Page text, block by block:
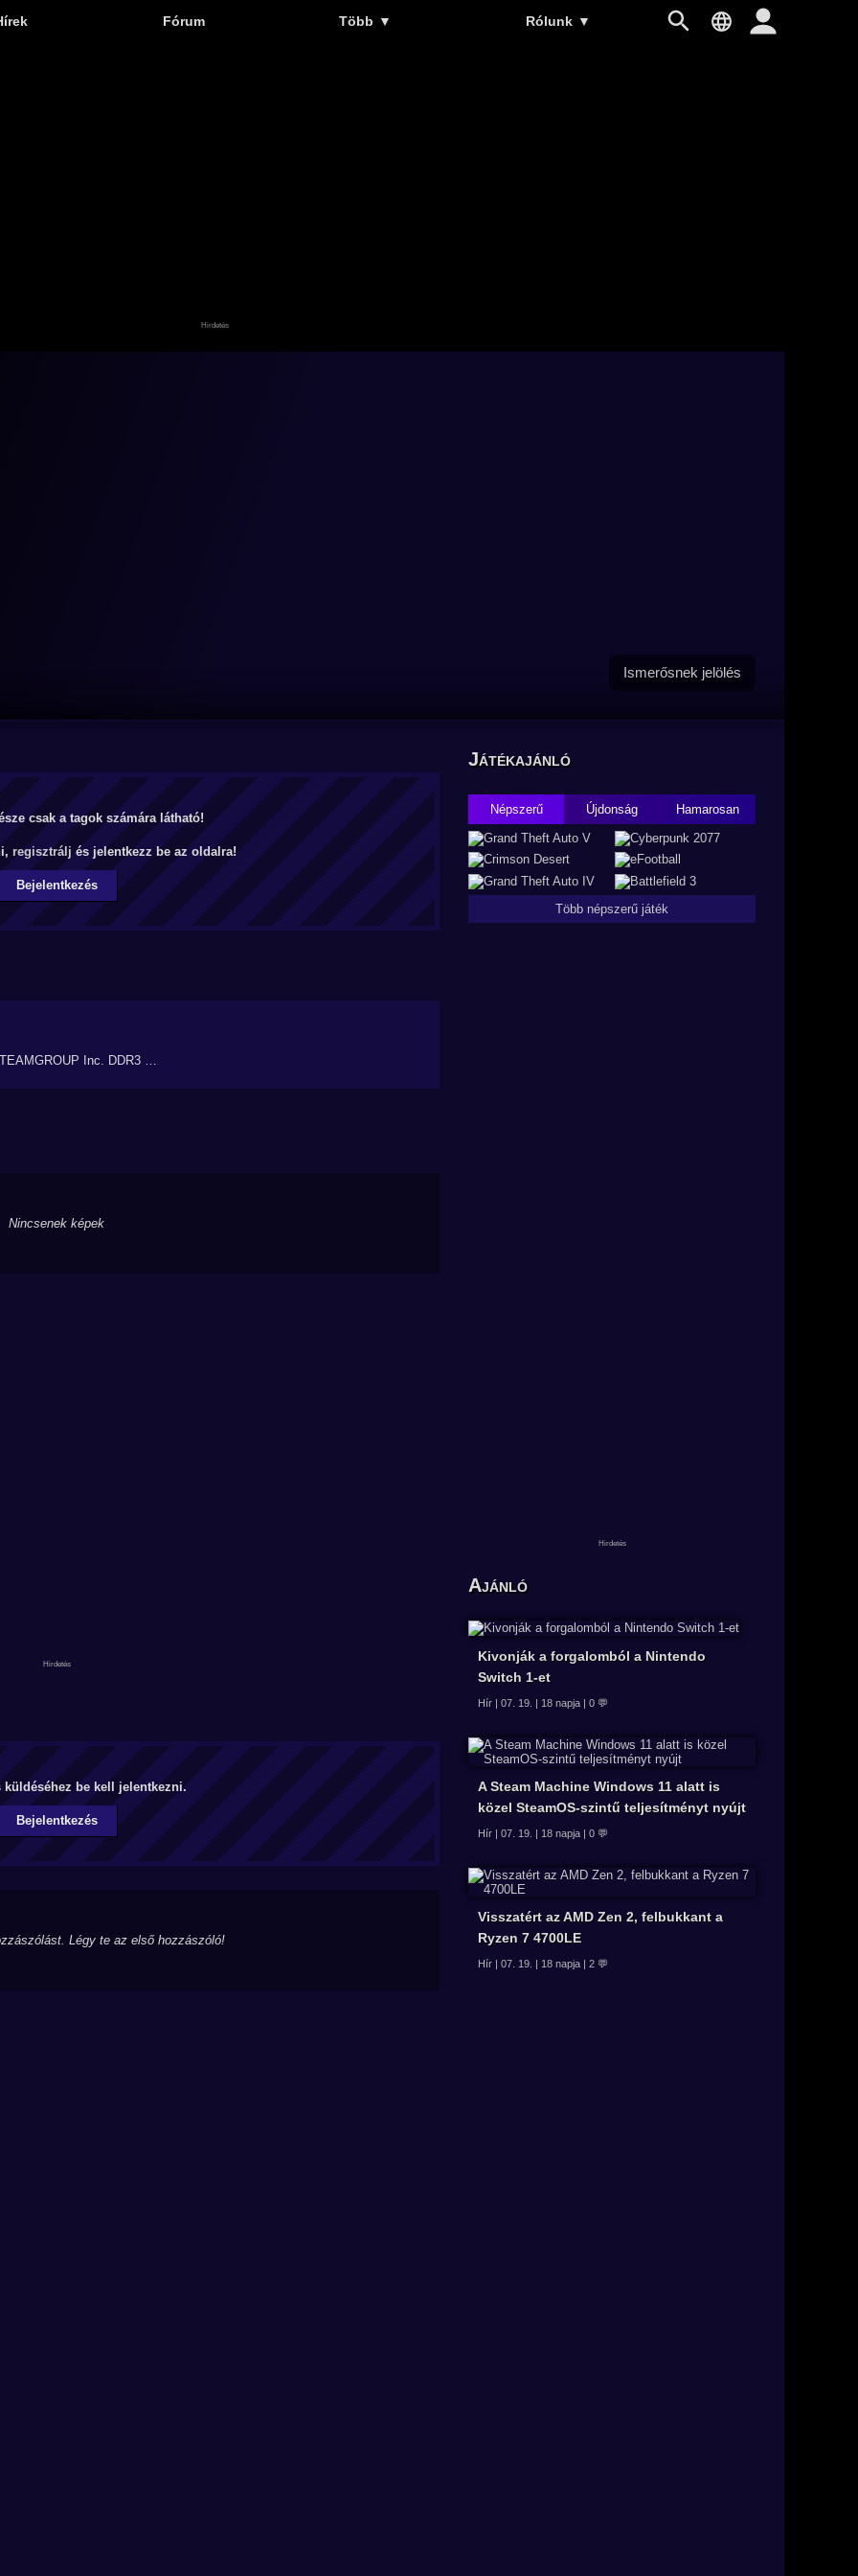
Fórum Több ▼ Rólunk ▼
Ismerősnek jelölés
csak a tagok számára látható!
regisztrálj és jelentkezz be az oldalra!
Bejelentkezés
Inc. DDR3 …
Nincsenek képek
küldéséhez be kell jelentkezni.
Bejelentkezés
Légy te az első hozzászóló!
Játékajánló
Népszerű Újdonság Hamarosan
Több népszerű játék
Ajánló
Kivonják a forgalomból a Nintendo
Switch 1-et
Hír | 07. 19. | 18 napja | 0 💬
A Steam Machine Windows 11 alatt is
közel SteamOS-szintű teljesítményt nyújt
Hír | 07. 19. | 18 napja | 0 💬
Visszatért az AMD Zen 2, felbukkant a
Ryzen 7 4700LE
Hír | 07. 19. | 18 napja | 2 💬